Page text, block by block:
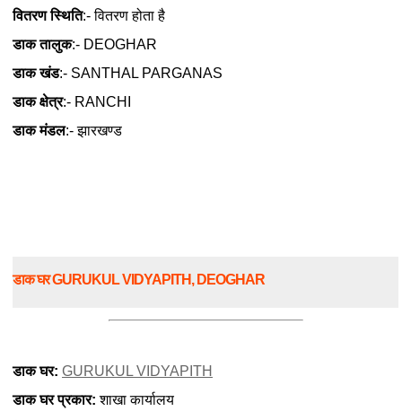
वितरण स्थिति:- वितरण होता है
डाक तालुक:- DEOGHAR
डाक खंड:- SANTHAL PARGANAS
डाक क्षेत्र:- RANCHI
डाक मंडल:- झारखण्ड
डाक घर GURUKUL VIDYAPITH, DEOGHAR
डाक घर: GURUKUL VIDYAPITH
डाक घर प्रकार: शाखा कार्यालय